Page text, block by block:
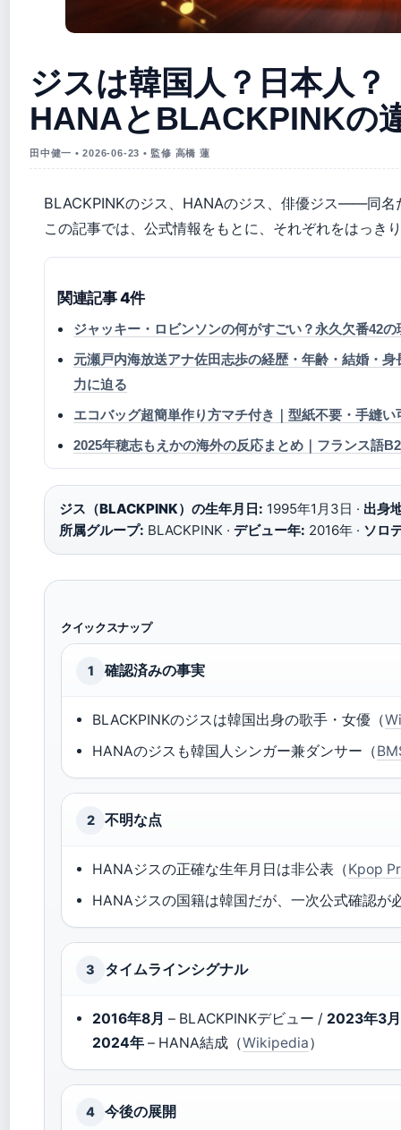
ジスは韓国人？日本人？
HANAとBLACKPINKの
田中健一 • 2026-06-23 • 監修 高橋 蓮
BLACKPINKのジス、HANAのジス、俳優ジス——同名
この記事では、公式情報をもとに、それぞれをはっき
関連記事 4件
ジャッキー・ロビンソンの何がすごい？永久欠番42
元瀬戸内海放送アナ佐田志歩の経歴・年齢・結婚・
力に迫る
エコバッグ超簡単作り方マチ付き｜型紙不要・手縫
2025年穂志もえかの海外の反応まとめ｜フランス語
ジス（BLACKPINK）の生年月日: 1995年1月3日 · 出身
所属グループ: BLACKPINK · デビュー年: 2016年 · ソロ
クイックスナップ
1 確認済みの事実
BLACKPINKのジスは韓国出身の歌手・女優（
HANAのジスも韓国人シンガー兼ダンサー（
2 不明な点
HANAジスの正確な生年月日は非公表（Kpop
HANAジスの国籍は韓国だが、一次公式確認が
3 タイムラインシグナル
2016年8月 – BLACKPINKデビュー / 2023年3月
2024年 – HANA結成（Wikipedia）
4 今後の展開